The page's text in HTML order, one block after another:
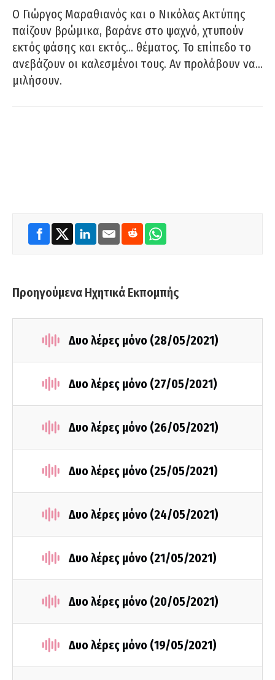
Ο Γιώργος Μαραθιανός και ο Νικόλας Ακτύπης
παίζουν βρώμικα, βαράνε στο ψαχνό, χτυπούν
εκτός φάσης και εκτός… θέματος. Το επίπεδο το
ανεβάζουν οι καλεσμένοι τους. Αν προλάβουν να…
μιλήσουν.
Προηγούμενα Ηχητικά Εκπομπής
Δυο λέρες μόνο (28/05/2021)
Δυο λέρες μόνο (27/05/2021)
Δυο λέρες μόνο (26/05/2021)
Δυο λέρες μόνο (25/05/2021)
Δυο λέρες μόνο (24/05/2021)
Δυο λέρες μόνο (21/05/2021)
Δυο λέρες μόνο (20/05/2021)
Δυο λέρες μόνο (19/05/2021)